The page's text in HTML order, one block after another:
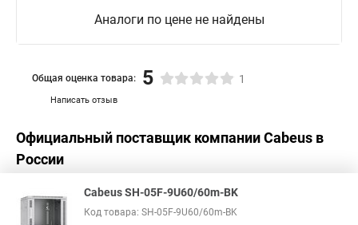
Аналоги по цене не найдены
Написать отзыв
Общая оценка товара: 5 1
Официальный поставщик компанииCabeus в
России
Cabeus SH-05F-9U60/60m-BK
Код товара: SH-05F-9U60/60m-BK